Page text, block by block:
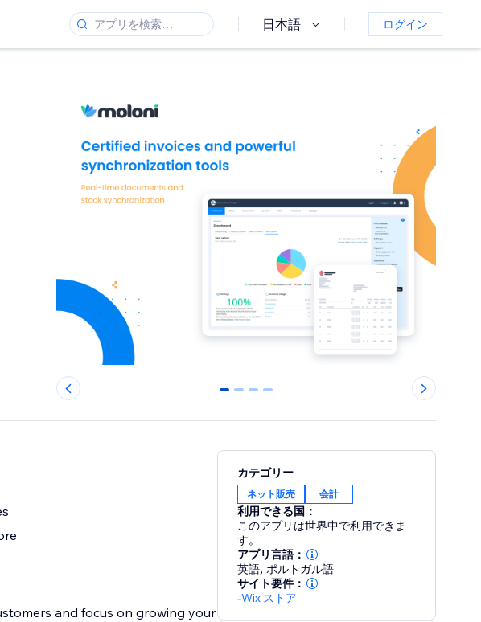
日本語 ログイン
0 1 2 3
and focus on growing your
カテゴリー
ネット販売 会計
利用できる国：
このアプリは世界中で利用できま
す。
アプリ言語：
英語, ポルトガル語
サイト要件：
-Wix ストア